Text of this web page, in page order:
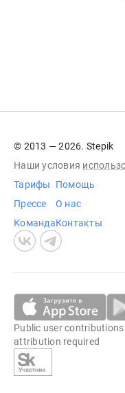
© 2013 — 2026. Stepik
Наши условия
Тарифы
Прессе
Команда
Помощь
О нас
Контакты
Public user
attribution required